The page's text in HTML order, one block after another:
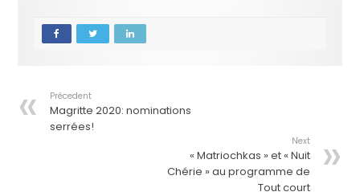
Précedent
Magritte 2020: nominations
serrées!
Next
« Matriochkas » et « Nuit
Chérie » au programme de
Tout court